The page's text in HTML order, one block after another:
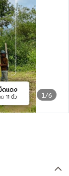
1/6